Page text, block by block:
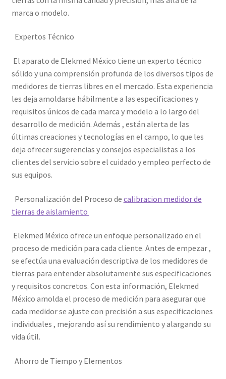
Tienda
Trayectoria de Elekmed México
Visión de Elekmed México
marca o modelo.
Expertos Técnico
El aparato de Elekmed México tiene un experto técnico
sólido y una comprensión profunda de los diversos tipos de
medidores de tierras libres en el mercado. Esta experiencia
les deja amoldarse hábilmente a las especificaciones y
requisitos únicos de cada marca y modelo a lo largo del
desarrollo de medición. Además , están alerta de las
últimas creaciones y tecnologías en el campo, lo que les
deja ofrecer sugerencias y consejos especialistas a los
clientes del servicio sobre el cuidado y empleo perfecto de
sus equipos.
Personalización del Proceso de calibracion medidor de
tierras de aislamiento
Elekmed México ofrece un enfoque personalizado en el
proceso de medición para cada cliente. Antes de empezar ,
se efectúa una evaluación descriptiva de los medidores de
tierras para entender absolutamente sus especificaciones
y requisitos concretos. Con esta información, Elekmed
México amolda el proceso de medición para asegurar que
cada medidor se ajuste con precisión a sus especificaciones
individuales , mejorando así su rendimiento y alargando su
vida útil.
Ahorro de Tiempo y Elementos